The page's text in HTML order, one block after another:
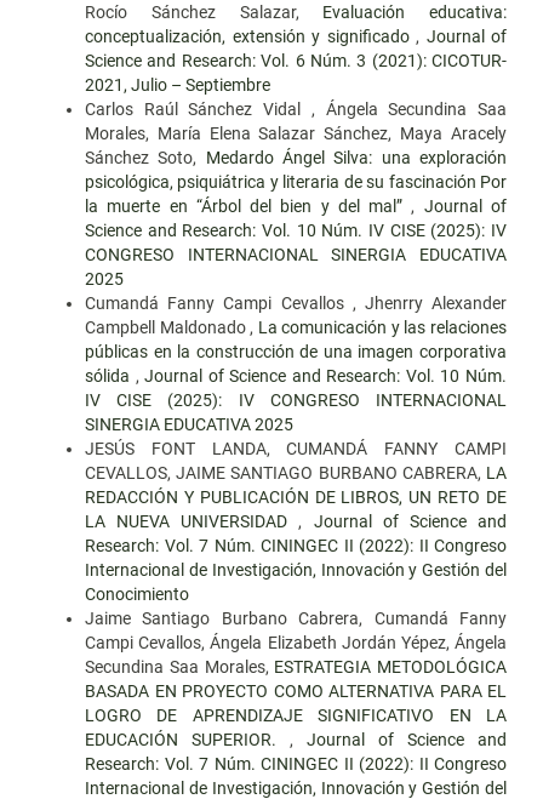
Rocío Sánchez Salazar, Evaluación educativa:
conceptualización, extensión y significado , Journal of
Science and Research: Vol. 6 Núm. 3 (2021): CICOTUR-
2021, Julio – Septiembre
Carlos Raúl Sánchez Vidal , Ángela Secundina Saa
Morales, María Elena Salazar Sánchez, Maya Aracely
Sánchez Soto, Medardo Ángel Silva: una exploración
psicológica, psiquiátrica y literaria de su fascinación Por
la muerte en “Árbol del bien y del mal” , Journal of
Science and Research: Vol. 10 Núm. IV CISE (2025): IV
CONGRESO INTERNACIONAL SINERGIA EDUCATIVA
2025
Cumandá Fanny Campi Cevallos , Jhenrry Alexander
Campbell Maldonado , La comunicación y las relaciones
públicas en la construcción de una imagen corporativa
sólida ,Journal of Science and Research: Vol. 10 Núm.
IV CISE (2025): IV CONGRESO INTERNACIONAL
SINERGIA EDUCATIVA 2025
JESÚS FONT LANDA, CUMANDÁ FANNY CAMPI
CEVALLOS, JAIME SANTIAGO BURBANO CABRERA, LA
REDACCIÓN Y PUBLICACIÓN DE LIBROS, UN RETO DE
LA NUEVA UNIVERSIDAD , Journal of Science and
Research: Vol. 7 Núm. CININGEC II (2022): II Congreso
Internacional de Investigación, Innovación y Gestión del
Conocimiento
Jaime Santiago Burbano Cabrera, Cumandá Fanny
Campi Cevallos, Ángela Elizabeth Jordán Yépez, Ángela
Secundina Saa Morales, ESTRATEGIA METODOLÓGICA
BASADA EN PROYECTO COMO ALTERNATIVA PARA EL
LOGRO DE APRENDIZAJE SIGNIFICATIVO EN LA
EDUCACIÓN SUPERIOR. , Journal of Science and
Research: Vol. 7 Núm. CININGEC II (2022): II Congreso
Internacional de Investigación, Innovación y Gestión del